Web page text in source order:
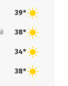
39°
38°
34°
38°